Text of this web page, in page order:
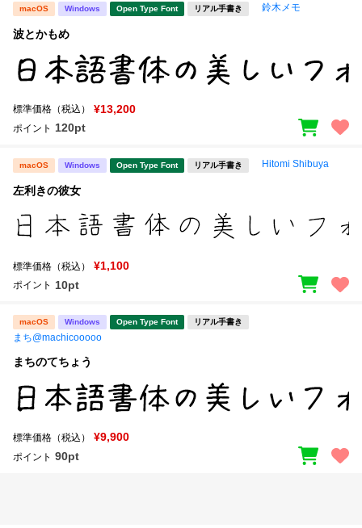
macOS Windows Open Type Font リアル手書き 鈴木メモ
波とかもめ
標準価格（税込） ¥13,200
ポイント 120pt
macOS Windows Open Type Font リアル手書き Hitomi Shibuya
左利きの彼女
標準価格（税込） ¥1,100
ポイント 10pt
macOS Windows Open Type Font リアル手書き
まち@machicooooo
まちのてちょう
標準価格（税込） ¥9,900
ポイント 90pt